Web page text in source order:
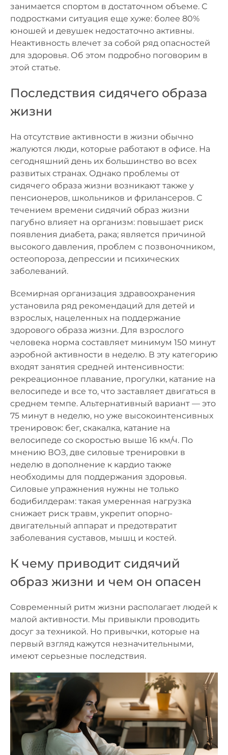
занимается спортом в достаточном объеме. С
подростками ситуация еще хуже: более 80%
юношей и девушек недостаточно активны.
Неактивность влечет за собой ряд опасностей
для здоровья. Об этом подробно поговорим в
этой статье.
Последствия сидячего образа
жизни
На отсутствие активности в жизни обычно
жалуются люди, которые работают в офисе. На
сегодняшний день их большинство во всех
развитых странах. Однако проблемы от
сидячего образа жизни возникают также у
пенсионеров, школьников и фрилансеров. С
течением времени сидячий образ жизни
пагубно влияет на организм: повышает риск
появления диабета, рака; является причиной
высокого давления, проблем с позвоночником,
остеопороза, депрессии и психических
заболеваний.
Всемирная организация здравоохранения
установила ряд рекомендаций для детей и
взрослых, нацеленных на поддержание
здорового образа жизни. Для взрослого
человека норма составляет минимум 150 минут
аэробной активности в неделю. В эту категорию
входят занятия средней интенсивности:
рекреационное плавание, прогулки, катание на
велосипеде и все то, что заставляет двигаться в
среднем темпе. Альтернативный вариант — это
75 минут в неделю, но уже высокоинтенсивных
тренировок: бег, скакалка, катание на
велосипеде со скоростью выше 16 км/ч. По
мнению ВОЗ, две силовые тренировки в
неделю в дополнение к кардио также
необходимы для поддержания здоровья.
Силовые упражнения нужны не только
бодибилдерам: такая умеренная нагрузка
снижает риск травм, укрепит опорно-
двигательный аппарат и предотвратит
заболевания суставов, мышц и костей.
К чему приводит сидячий
образ жизни и чем он опасен
Современный ритм жизни располагает людей к
малой активности. Мы привыкли проводить
досуг за техникой. Но привычки, которые на
первый взгляд кажутся незначительными,
имеют серьезные последствия.